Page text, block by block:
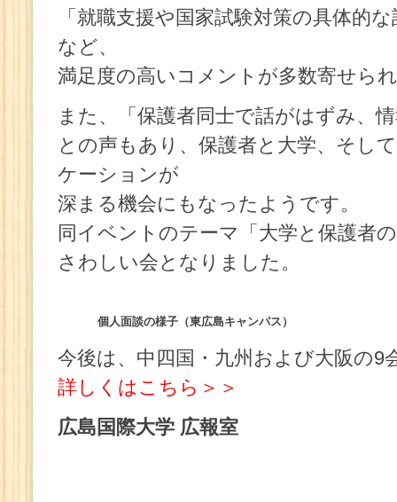
「就職支援や国家試験対策の具体的
など、
満足度の高いコメントが多数寄せら
また、「保護者同士で話がはずみ、
との声もあり、保護者と大学、そし
ケーションが
深まる機会にもなったようです。
同イベントのテーマ「大学と保護者
さわしい会となりました。
個人面談の様子（東広島キャンパス）
今後は、中四国・九州および大阪の9
詳しくはこちら＞＞
広島国際大学 広報室